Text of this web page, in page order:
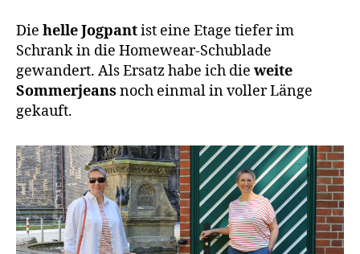
Die helle Jogpantist eine Etage tiefer im
Schrank in die Homewear-Schublade
gewandert. Als Ersatz habe ich die weite
Sommerjeans noch einmal in voller Länge
gekauft.